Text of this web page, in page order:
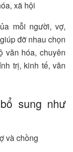
xã hội
mỗi người, vợ,
đỡ nhau chọn
văn hóa, chuyên
trị, kinh tế, văn
sung như
và chồng